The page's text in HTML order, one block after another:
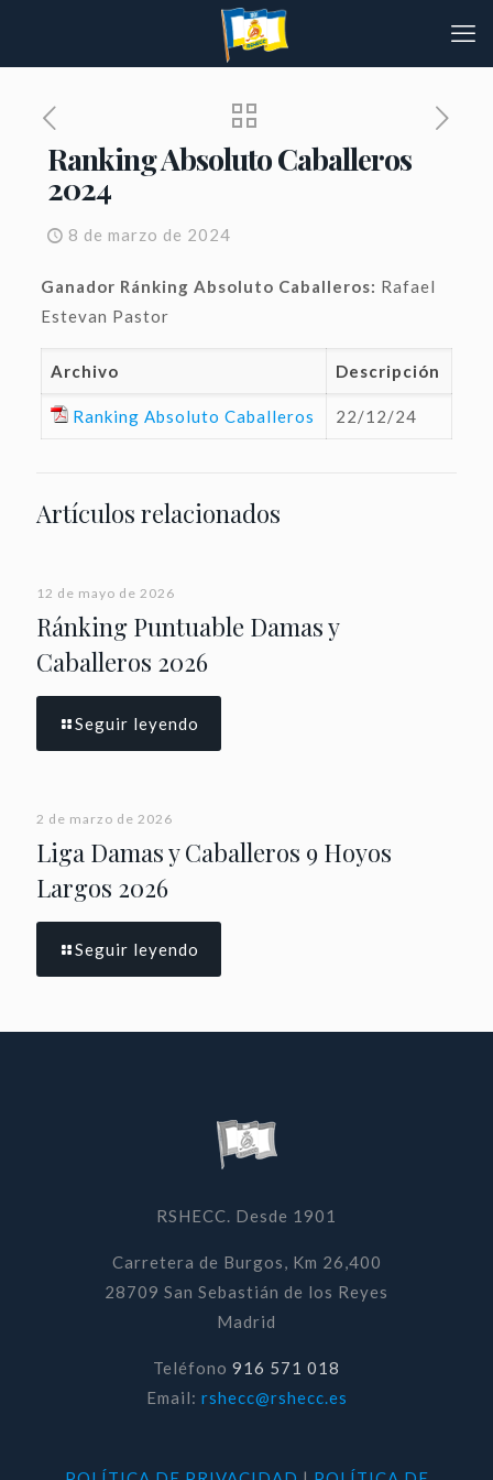
Ranking Absoluto Caballeros
2024
8 de marzo de 2024
Ganador Ránking Absoluto Caballeros: Rafael
Estevan Pastor
Archivo Descripción
Ranking Absoluto Caballeros 22/12/24
Artículos relacionados
12 de mayo de 2026
Ránking Puntuable Damas y
Caballeros 2026
Seguir leyendo
2 de marzo de 2026
Liga Damas y Caballeros 9 Hoyos
Largos 2026
Seguir leyendo
RSHECC. Desde 1901
Carretera de Burgos, Km 26,400
28709 San Sebastián de los Reyes
Madrid
Teléfono 916 571 018
Email: rshecc@rshecc.es